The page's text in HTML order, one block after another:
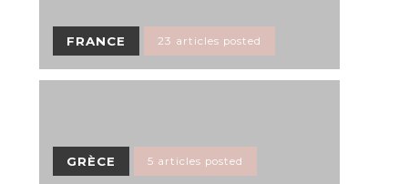
FRANCE 23 articles posted
GRÈCE 5 articles posted